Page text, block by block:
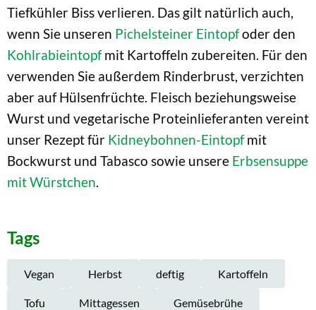
Tiefkühler Biss verlieren. Das gilt natürlich auch,
wenn Sie unseren Pichelsteiner Eintopfoder den
Kohlrabieintopfmit Kartoffeln zubereiten. Für den
verwenden Sie außerdem Rinderbrust, verzichten
aber auf Hülsenfrüchte. Fleisch beziehungsweise
Wurst und vegetarische Proteinlieferanten vereint
unser Rezept für Kidneybohnen-Eintopfmit
Bockwurst und Tabasco sowie unsere Erbsensuppe
mit Würstchen.
Tags
Vegan Herbst deftig Kartoffeln
Tofu Mittagessen Gemüsebrühe